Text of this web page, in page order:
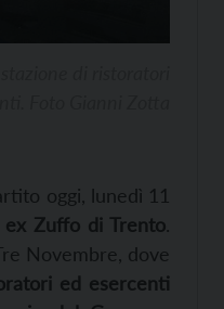
oggi, lunedì 11
ex Zuffo di Trento.
Novembre , dove
ed esercenti